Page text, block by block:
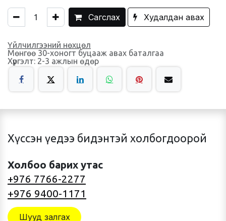
Сагслах Худалдан авах
Үйлчилгээний нөхцөл
Мөнгөө 30-хоногт буцааж авах баталгаа
Хүргэлт: 2-3 ажлын өдөр
Хүссэн үедээ бидэнтэй холбогдоорой
Холбоо барих утас
+976 7766-2277
+976 9400-1171
Шууд залгах